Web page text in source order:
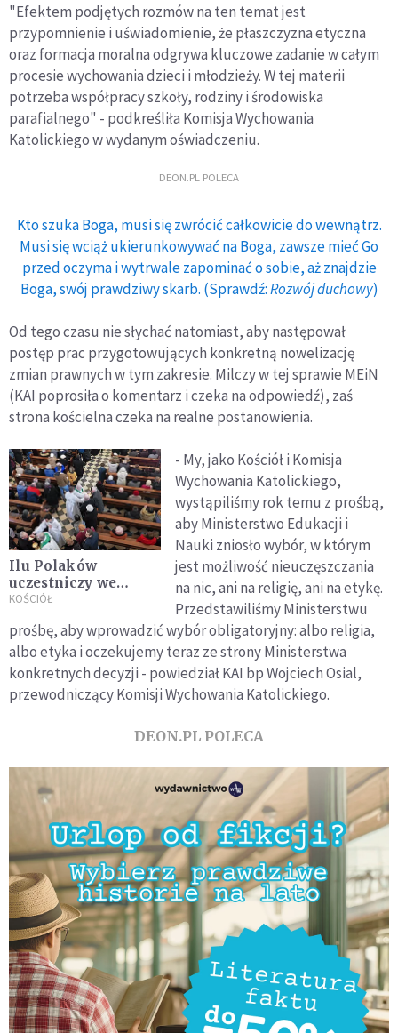
"Efektem podjętych rozmów na ten temat jest
przypomnienie i uświadomienie, że płaszczyzna etyczna
oraz formacja moralna odgrywa kluczowe zadanie w całym
procesie wychowania dzieci i młodzieży. W tej materii
potrzeba współpracy szkoły, rodziny i środowiska
parafialnego" - podkreśliła Komisja Wychowania
Katolickiego w wydanym oświadczeniu.
DEON.PL POLECA
Kto szuka Boga, musi się zwrócić całkowicie do wewnątrz.
Musi się wciąż ukierunkowywać na Boga, zawsze mieć Go
przed oczyma i wytrwale zapominać o sobie, aż znajdzie
Boga, swój prawdziwy skarb. (Sprawdź:Rozwój duchowy)
Od tego czasu nie słychać natomiast, aby następował
postęp prac przygotowujących konkretną nowelizację
zmian prawnych w tym zakresie. Milczy w tej sprawie MEiN
(KAI poprosiła o komentarz i czeka na odpowiedź), zaś
strona kościelna czeka na realne postanowienia.
Ilu Polaków
uczestniczy we
mszy? 26 września
niedzielnych
praktyk religijnych
KOŚCIÓŁ
- My, jako Kościół i Komisja
Wychowania Katolickiego,
wystąpiliśmy rok temu z prośbą,
aby Ministerstwo Edukacji i
Nauki zniosło wybór, w którym
jest możliwość nieuczęszczania
na nic, ani na religię, ani na etykę.
Przedstawiliśmy Ministerstwu
prośbę, aby wprowadzić wybór obligatoryjny: albo religia,
albo etyka i oczekujemy teraz ze strony Ministerstwa
konkretnych decyzji - powiedział KAI bp Wojciech Osial,
przewodniczący Komisji Wychowania Katolickiego.
DEON.PL POLECA